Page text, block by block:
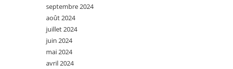
septembre 2024
août 2024
juillet 2024
juin 2024
mai 2024
avril 2024